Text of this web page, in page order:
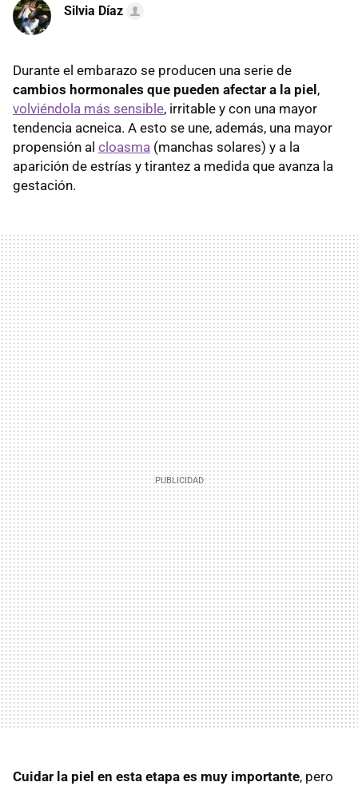
Silvia Díaz
Durante el embarazo se producen una serie de
cambios hormonales que pueden afectar a la piel,
volviéndola más sensible, irritable y con una mayor
tendencia acneica. A esto se une, además, una mayor
propensión al cloasma (manchas solares) y a la
aparición de estrías y tirantez a medida que avanza la
gestación.
Cuidar la piel en esta etapa es muy importante, pero